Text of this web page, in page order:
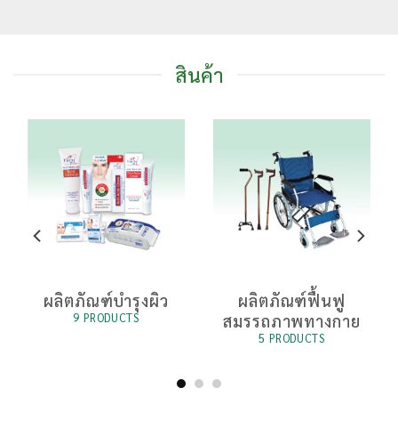
สินค้า
ผลิตภัณฑ์บำรุงผิว
9 PRODUCTS
ผลิตภัณฑ์ฟื้นฟู
สมรรถภาพทางกาย
5 PRODUCTS